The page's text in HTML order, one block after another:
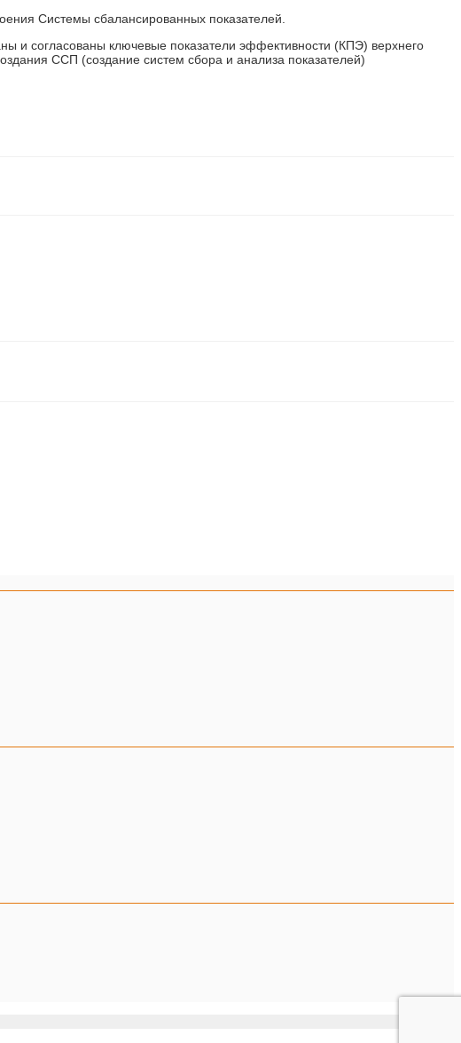
Системы сбалансированных показателей.
и согласованы ключевые показатели эффективности (КПЭ) верхнего
ССП (создание систем сбора и анализа показателей)